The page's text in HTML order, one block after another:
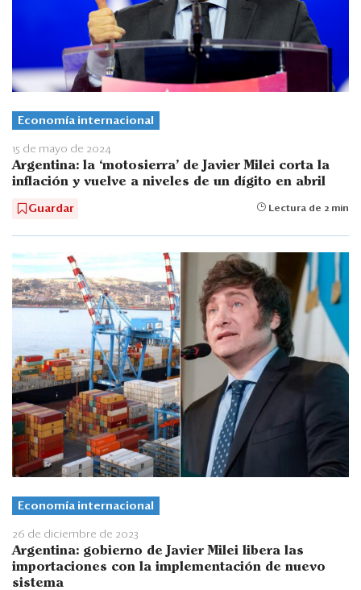
Economía internacional
15 de mayo de 2024
Argentina: la ‘motosierra’ de Javier Milei corta la
inflación y vuelve a niveles de un dígito en abril
Guardar Lectura de 2 min
Economía internacional
26 de diciembre de 2023
Argentina: gobierno de Javier Milei libera las
importaciones con la implementación de nuevo
sistema